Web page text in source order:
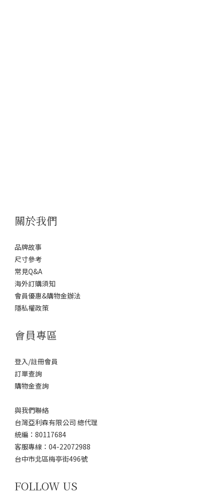
關於我們
品牌故事
尺寸參考
常見Q&A
海外訂購須知
會員優惠&購物金辦法
隱私權政策
會員專區
登入/註冊會員
訂單查詢
購物金查詢
與我們聯絡
台灣亞利森有限公司 總代理
統編：80117684
客服專線：04-22072988
台中市北區梅亭街496號
FOLLOW US